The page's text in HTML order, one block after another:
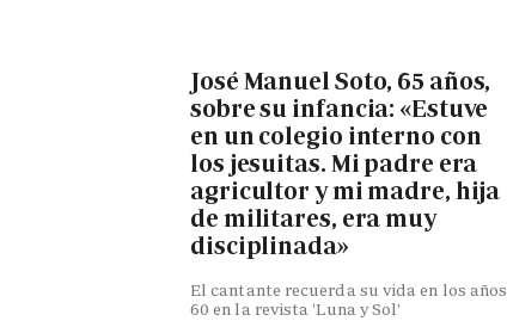
José Manuel Soto, 65 años,
sobre su infancia: «Estuve
en un colegio interno con
los jesuitas. Mi padre era
agricultor y mi madre, hija
de militares, era muy
disciplinada»
El cantante recuerda su vida en los años
60 en la revista 'Luna y Sol'